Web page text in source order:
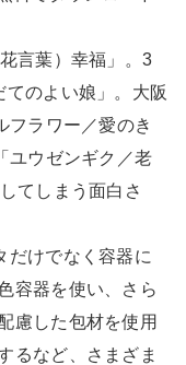
言葉）幸福」。3
てのよい娘」。大阪
フラワー／愛のき
ユウゼンギク／老
てしまう面白さ
だけでなく容器に
容器を使い、さら
慮した包材を使用
るなど、さまざま